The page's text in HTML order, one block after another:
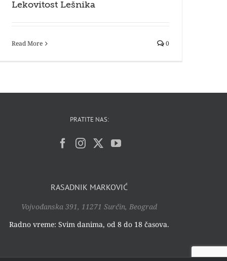
Lekovitost Lešnika
Read More 0
PRATITE NAS:
RASADNIK MARKOVIĆ
Vojvođanska 391, 11271 Surčin, Beograd
Radno vreme: Svim danima, od 8 do 18 časova.